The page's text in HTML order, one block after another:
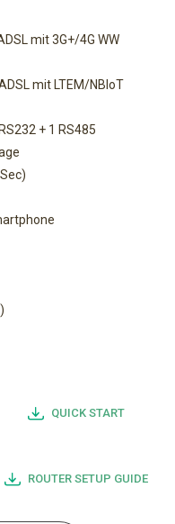
mit 3G+/4G WW
mit LTEM/NBIoT
+ 1 RS485
QUICK START
ROUTER SETUP GUIDE